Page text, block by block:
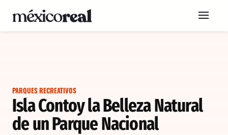
PARQUES RECREATIVOS
Isla Contoy la Belleza Natural
de un Parque Nacional